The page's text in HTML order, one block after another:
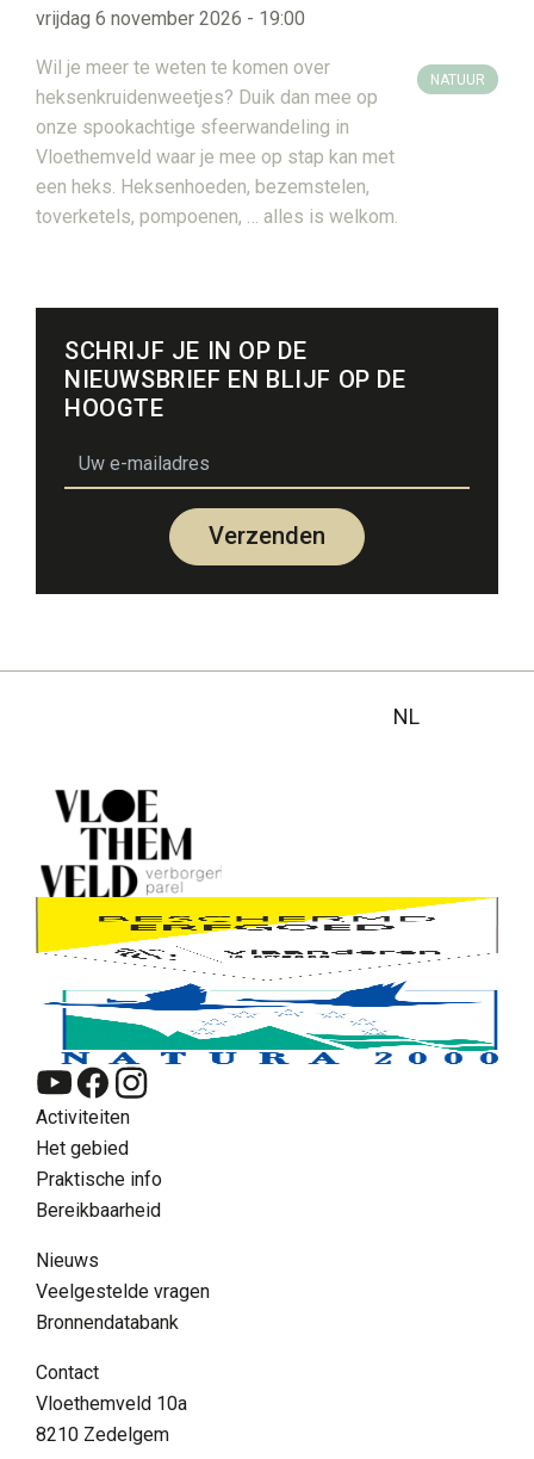
Supra menu
Contact
vrijdag 6 november 2026 - 19:00
Wil je meer te weten te komen over
heksenkruidenweetjes? Duik dan mee op
onze spookachtige sfeerwandeling in
Vloethemveld waar je mee op stap kan met
een heks. Heksenhoeden, bezemstelen,
toverketels, pompoenen, … alles is welkom.
NATUUR
SCHRIJF JE IN OP DE
NIEUWSBRIEF EN BLIJF OP DE
HOOGTE
Verzenden
NL
Activiteiten
Het gebied
Praktische info
Bereikbaarheid
Nieuws
Veelgestelde vragen
Bronnendatabank
Contact
Vloethemveld 10a
8210 Zedelgem